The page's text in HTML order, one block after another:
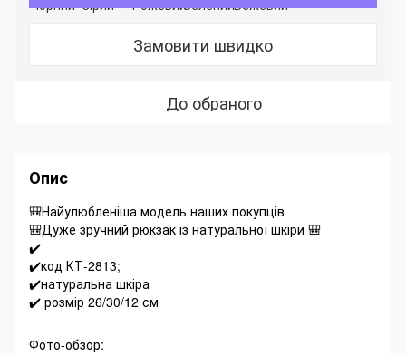
Замовити швидко
До обраного
Опис
🎒Найулюбленіша модель наших покупців
🎒Дуже зручний рюкзак із натуральної шкіри 🎒
✔️
✔️код КТ-2813;
✔️натуральна шкіра
✔️ розмір 26/30/12 см
Фото-обзор: